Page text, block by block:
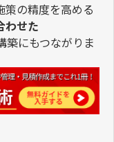
策の精度を高める
わせた
築にもつながりま